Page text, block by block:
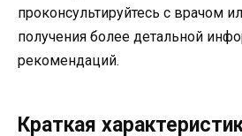
проконсультируйтесь с врачом
получения более детальной
рекомендаций.
Краткая